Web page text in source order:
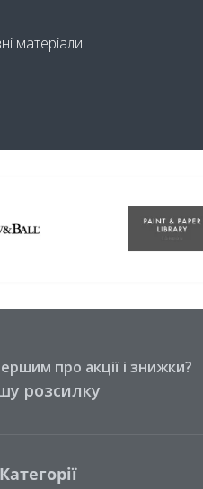
матеріали
про акції і знижки?
розсилку
Категорії